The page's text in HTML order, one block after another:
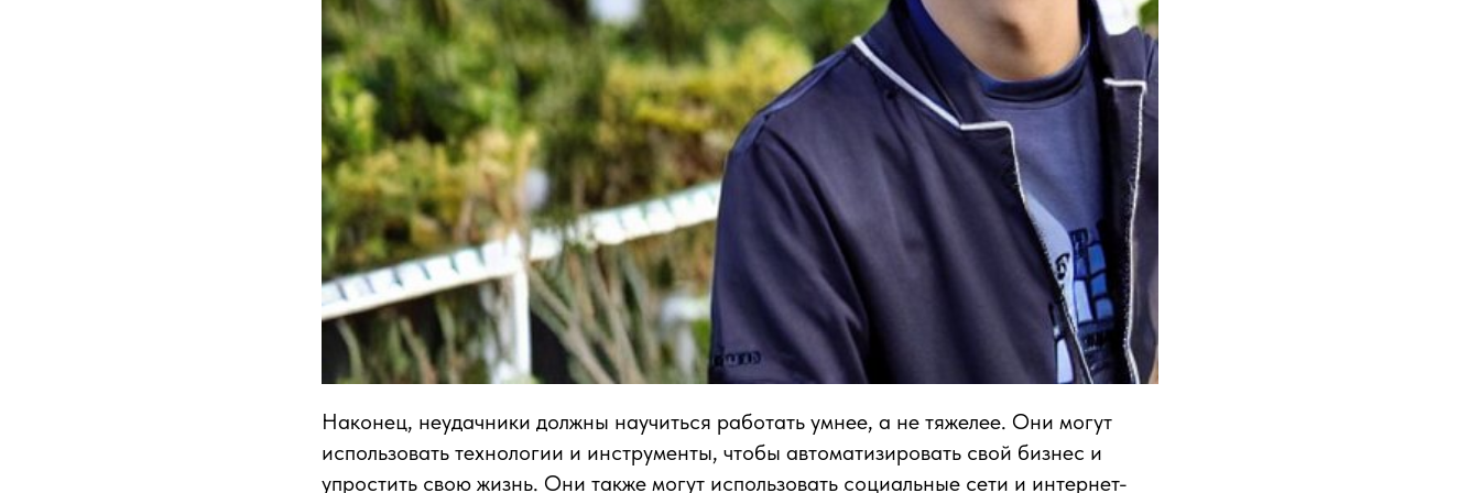
Наконец, неудачники должны научиться работать умнее, а не тяжелее. Они могут
использовать технологии и инструменты, чтобы автоматизировать свой бизнес и
упростить свою жизнь. Они также могут использовать социальные сети и интернет-